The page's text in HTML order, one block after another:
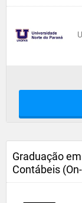
Graduação
Contábeis